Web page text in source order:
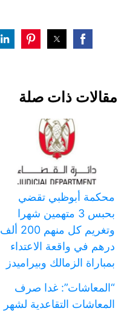
مقالات ذات صلة
محكمة أبوظبي تقضي
بحبس 3 متهمين شهرا
وتغريم كل منهم 200 ألف
درهم في واقعة الاعتداء
بمباراة الزمالك وبيراميدز
“المعاشات”: غدا صرف
المعاشات التقاعدية لشهر